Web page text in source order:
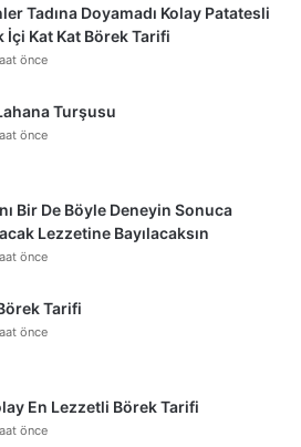
Tadına Doyamadı Kolay Patatesli
İçi Kat Kat Börek Tarifi
önce
Turşusu
önce
Bir De Böyle Deneyin Sonuca
Lezzetine Bayılacaksın
önce
Tarifi
önce
En Lezzetli Börek Tarifi
önce